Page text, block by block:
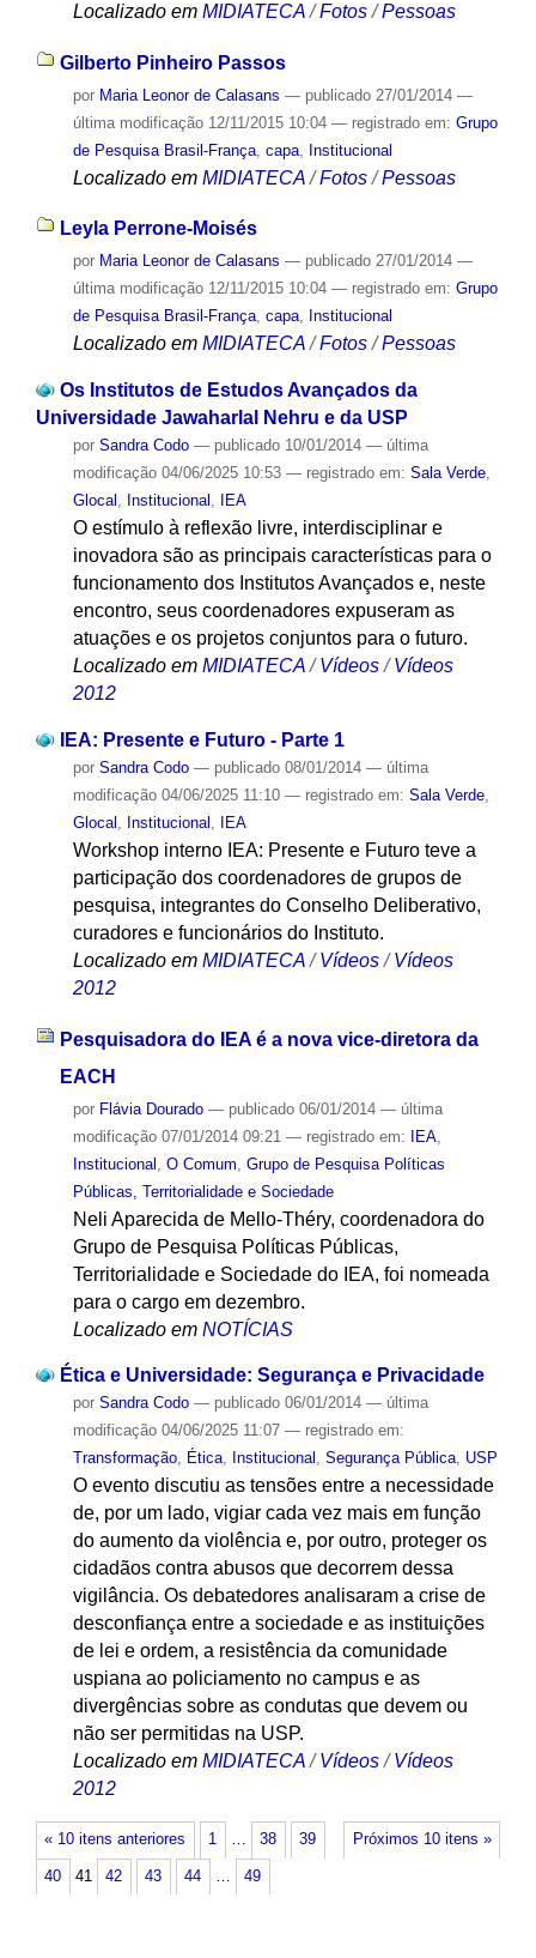
Localizado em MIDIATECA /Fotos /Pessoas
Gilberto Pinheiro Passos
por Maria Leonor de Calasans — publicado27/01/2014 —
última modificação12/11/2015 10:04 — registrado em: Grupo
de Pesquisa Brasil-França, capa, Institucional
Localizado em MIDIATECA /Fotos /Pessoas
Leyla Perrone-Moisés
por Maria Leonor de Calasans — publicado27/01/2014 —
última modificação12/11/2015 10:04 — registrado em: Grupo
de Pesquisa Brasil-França, capa, Institucional
Localizado em MIDIATECA /Fotos /Pessoas
Os Institutos de Estudos Avançados da
Universidade Jawaharlal Nehru e da USP
por Sandra Codo — publicado10/01/2014 — última
modificação04/06/2025 10:53 — registrado em: Sala Verde,
Glocal , Institucional , IEA
O estímulo à reflexão livre, interdisciplinar e
inovadora são as principais características para o
funcionamento dos Institutos Avançados e, neste
encontro, seus coordenadores expuseram as
atuações e os projetos conjuntos para o futuro.
Localizado em MIDIATECA /Vídeos /Vídeos
2012
IEA: Presente e Futuro - Parte 1
por Sandra Codo — publicado08/01/2014 — última
modificação04/06/2025 11:10 — registrado em: Sala Verde,
Glocal
Institucional IEA
Workshop interno IEA: Presente e Futuro teve a
participação dos coordenadores de grupos de
pesquisa, integrantes do Conselho Deliberativo,
curadores e funcionários do Instituto.
Localizado em MIDIATECA /Vídeos /Vídeos
2012
Pesquisadora do IEA é a nova vice-diretora da
EACH
por Flávia Dourado — publicado06/01/2014 — última
modificação07/01/2014 09:21 — registrado em: IEA,
Institucional O Comum Grupo de Pesquisa Políticas
Públicas, Territorialidade e Sociedade
Neli Aparecida de Mello-Théry, coordenadora do
Grupo de Pesquisa Políticas Públicas,
Territorialidade e Sociedade do IEA, foi nomeada
para o cargo em dezembro.
Localizado em NOTÍCIAS
Ética e Universidade: Segurança e Privacidade
por Sandra Codo — publicado06/01/2014 — última
modificação04/06/2025 11:07 — registrado em:
Transformação, Ética, Institucional , Segurança Pública, USP
O evento discutiu as tensões entre a necessidade
de, por um lado, vigiar cada vez mais em função
do aumento da violência e, por outro, proteger os
cidadãos contra abusos que decorrem dessa
vigilância. Os debatedores analisaram a crise de
desconfiança entre a sociedade e as instituições
de lei e ordem, a resistência da comunidade
uspiana ao policiamento no campus e as
divergências sobre as condutas que devem ou
não ser permitidas na USP.
Localizado em MIDIATECA /Vídeos /Vídeos
2012
« 10 itens anteriores Próximos 10 itens »
1 … 38 39
40 41 42 43 44 … 49